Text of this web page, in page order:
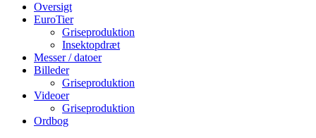
Oversigt
EuroTier
Griseproduktion
Insektopdræt
Messer / datoer
Billeder
Griseproduktion
Videoer
Griseproduktion
Ordbog